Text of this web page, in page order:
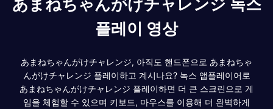
플레이 영상
あまねちゃんがけチャレンジ, 아직도 핸드폰으로 あまねちゃ
んがけチャレンジ 플레이하고 계시나요? 녹스 앱플레이어로
あまねちゃんがけチャレンジ 플레이하면 더 큰 스크린으로 게
임을 체험할 수 있으며 키보드, 마우스를 이용해 더 완벽하게